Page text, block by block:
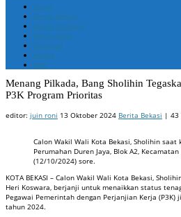
Home
Berita Bekasi
Berita Cikarang
Berita Jabar
Nasional
Politik
ADV
Menang Pilkada, Bang Sholihin
P3K Program Prioritas
editor: juin roni 13 Oktober 2024 Berita Bekasi | 43
Calon Wakil Wali Kota Bekasi, Sholihin
Perumahan Duren Jaya, Blok A2,
(12/10/2024) sore.
KOTA BEKASI – Calon Wakil Wali Kota Bekasi,
Heri Koswara, berjanji untuk menaikkan status
Pegawai Pemerintah dengan Perjanjian Kerja
tahun 2024.